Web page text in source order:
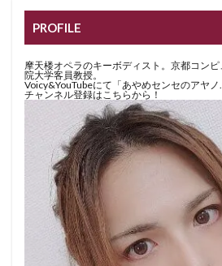
PROFILE
摩天楼オペラのキーボディスト。京都コン
院大学客員教授。
Voicy&YouTubeにて「あやめセンセのアヤノ
チャンネル登録はこちらから！